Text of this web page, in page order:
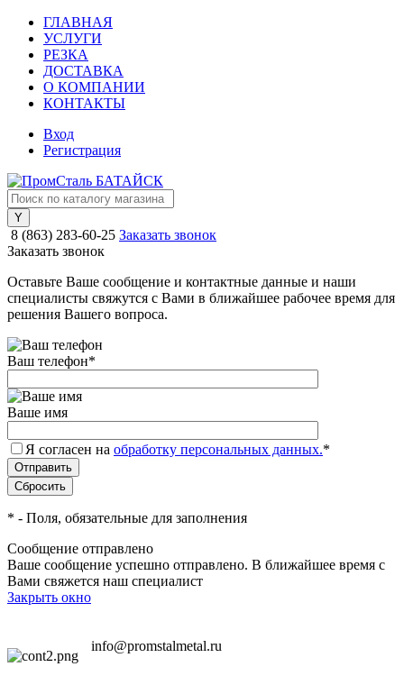
ГЛАВНАЯ
УСЛУГИ
РЕЗКА
ДОСТАВКА
О КОМПАНИИ
КОНТАКТЫ
Вход
Регистрация
8 (863) 283-60-25 Заказать звонок
Заказать звонок
Оставьте Ваше сообщение и контактные данные и наши
специалисты свяжутся с Вами в ближайшее рабочее время для
решения Вашего вопроса.
Ваш телефон*
Ваше имя
Я согласен на обработку персональных данных.*
* - Поля, обязательные для заполнения
Сообщение отправлено
Ваше сообщение успешно отправлено. В ближайшее время с
Вами свяжется наш специалист
Закрыть окно
info@promstalmetal.ru